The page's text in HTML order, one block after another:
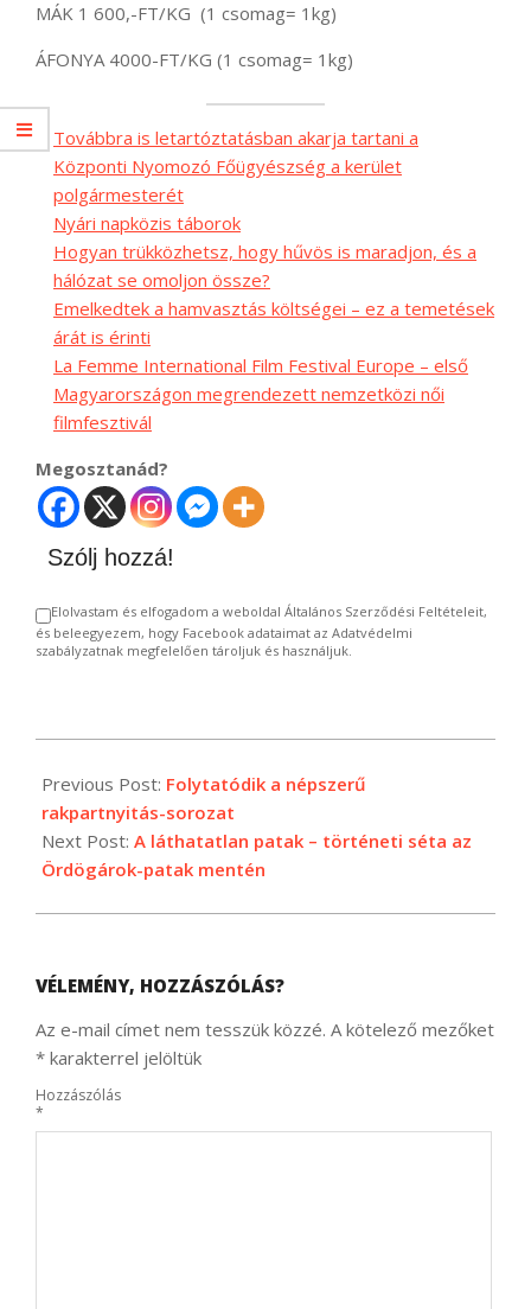
MÁK 1 600,-FT/KG (1 csomag= 1kg)
ÁFONYA 4000-FT/KG (1 csomag= 1kg)
Továbbra is letartóztatásban akarja tartani a
Központi Nyomozó Főügyészség a kerület
polgármesterét
Nyári napközis táborok
Hogyan trükközhetsz, hogy hűvös is maradjon, és a
hálózat se omoljon össze?
Emelkedtek a hamvasztás költségei – ez a temetések
árát is érinti
La Femme International Film Festival Europe – első
Magyarországon megrendezett nemzetközi női
filmfesztivál
Megosztanád?
Szólj hozzá!
Elolvastam és elfogadom a weboldal Általános Szerződési Feltételeit,
és beleegyezem, hogy Facebook adataimat az Adatvédelmi
szabályzatnak megfelelően tároljuk és használjuk.
03-
16
Previous Post: Folytatódik a népszerű
rakpartnyitás-sorozat
Next Post: A láthatatlan patak – történeti séta az
Ördögárok-patak mentén
VÉLEMÉNY, HOZZÁSZÓLÁS?
Az e-mail címet nem tesszük közzé. A kötelező mezőket
* karakterrel jelöltük
Hozzászólás
*